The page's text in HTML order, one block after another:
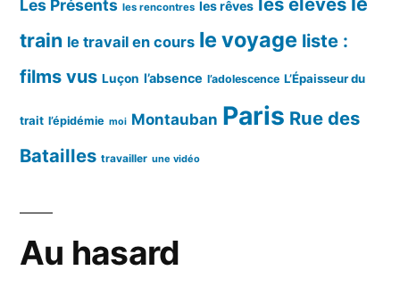
Les Présents les rencontres les rêves
train le travail en cours le voyage liste :
films vus Luçon l’absence l’adolescence L’Épaisseur du
trait l’épidémie moi Montauban Paris Rue des
Batailles travailler une vidéo
Au hasard